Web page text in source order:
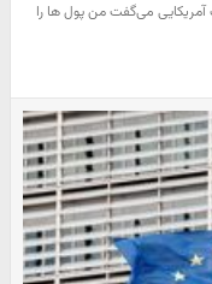
می‌گفت من پول ها را